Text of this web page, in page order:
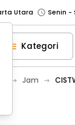
Utara
Jakarta Barat
Senin -
Senin -
Senin
Kategori
Jam